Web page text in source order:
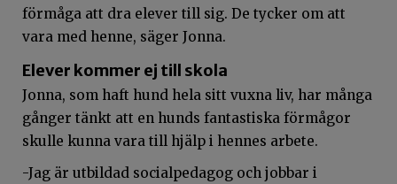
förmåga att dra elever till sig. De tycker om att
vara med henne, säger Jonna.
Elever kommer ej till skola
Jonna, som haft hund hela sitt vuxna liv, har många
gånger tänkt att en hunds fantastiska förmågor
skulle kunna vara till hjälp i hennes arbete.
-Jag är utbildad socialpedagog och jobbar i